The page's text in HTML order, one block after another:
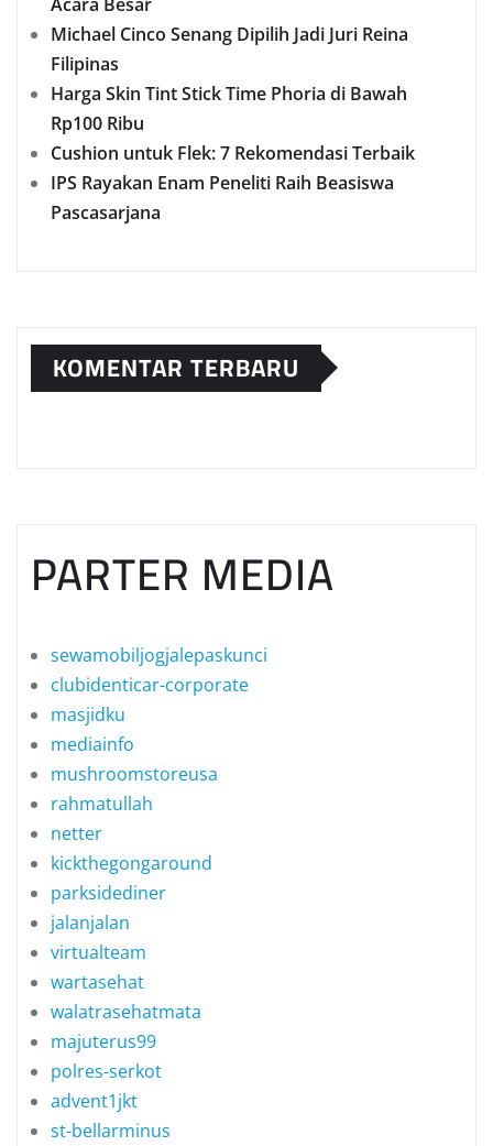
Michael Cinco Senang Dipilih Jadi Juri Reina
Filipinas
Harga Skin Tint Stick Time Phoria di Bawah
Rp100 Ribu
Cushion untuk Flek: 7 Rekomendasi Terbaik
IPS Rayakan Enam Peneliti Raih Beasiswa
Pascasarjana
KOMENTAR TERBARU
PARTER MEDIA
sewamobiljogjalepaskunci
clubidenticar-corporate
masjidku
mediainfo
mushroomstoreusa
rahmatullah
netter
kickthegongaround
parksidediner
jalanjalan
virtualteam
wartasehat
walatrasehatmata
majuterus99
polres-serkot
advent1jkt
st-bellarminus